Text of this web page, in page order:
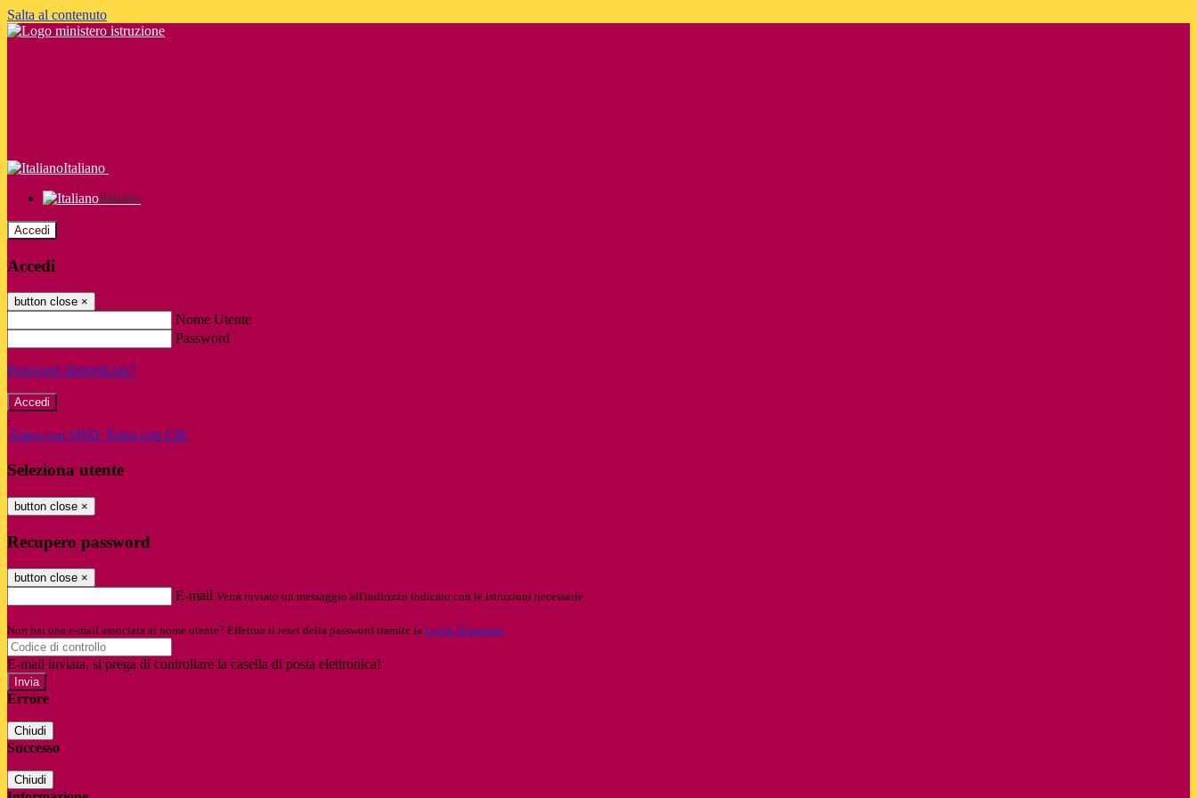
Salta al contenuto
Italiano
Italiano
Accedi
Accedi
button close ×
Nome Utente
Password
Password dimenticata?
-
Entra con SPID Entra con CIE
Seleziona utente
button close ×
Recupero password
button close ×
E-mail Verrà inviato un messaggio all'indirizzo indicato con le istruzioni necessarie.
Non hai una e-mail associata al nome utente? Effettua il reset della password tramite la Login Spaggiari
E-mail inviata, si prega di controllare la casella di posta elettronica!
Errore
Chiudi
Successo
Chiudi